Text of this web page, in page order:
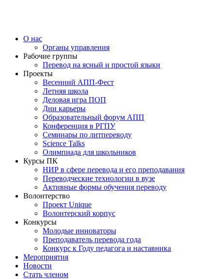
О нас
Органы управления
Рабочие группы
Перевод на ясный и простой языки
Проекты
Весенний АПП-Фест
Летняя школа
Деловая игра ПОП
Дни карьеры
Образовательный форум АПП
Конференция в РГПУ
Семинары по литпереводу
Science Talks
Олимпиада для школьников
Курсы ПК
НИР в сфере перевода и его преподавания
Переводческие технологии в вузе
Активные формы обучения переводу
Волонтерство
Проект Unique
Волонтерский корпус
Конкурсы
Молодые инноваторы
Преподаватель перевода года
Конкурс к Году педагога и наставника
Мероприятия
Новости
Стать членом